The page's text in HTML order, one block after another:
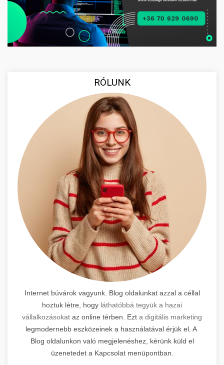
RÓLUNK
Internet búvárok vagyunk. Blog oldalunkat azzal a céllal
hoztuk létre, hogy láthatóbbá tegyük a hazai
vállalkozásokat az online térben. Ezt a digitális marketing
legmodernebb eszközeinek a használatával érjük el. A
Blog oldalunkon való megjelenéshez, kérünk küld el
üzenetedet a Kapcsolat menüpontban.